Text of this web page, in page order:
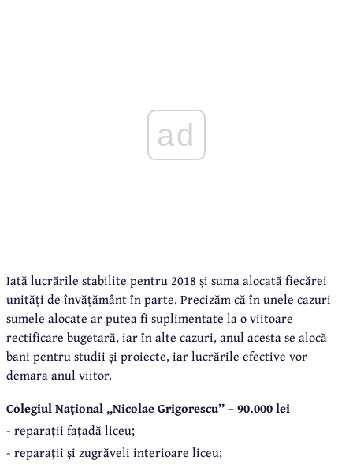
ad
Iată lucrările stabilite pentru 2018 și suma alocată fiecărei
unități de învățământ în parte. Precizăm că în unele cazuri
sumele alocate ar putea fi suplimentate la o viitoare
rectificare bugetară, iar în alte cazuri, anul acesta se alocă
bani pentru studii și proiecte, iar lucrările efective vor
demara anul viitor.
Colegiul Naţional „Nicolae Grigorescu” – 90.000 lei
- reparaţii faţadă liceu;
- reparaţii şi zugrăveli interioare liceu;